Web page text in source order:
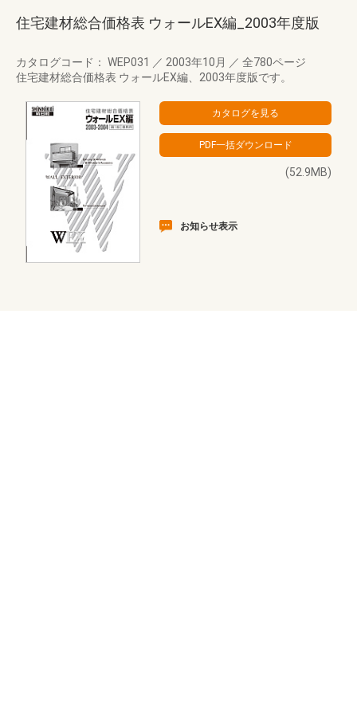
住宅建材総合価格表 ウォールEX編_2003年度版
カタログコード： WEP031 ／ 2003年10月 ／ 全780ページ
住宅建材総合価格表 ウォールEX編、2003年度版です。
(52.9MB)
お知らせ表示